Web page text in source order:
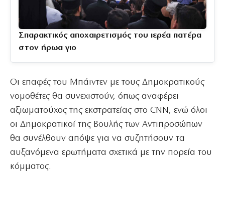
Σπαρακτικός αποχαιρετισμός του ιερέα πατέρα
στον ήρωα γιο
Οι επαφές του Μπάιντεν με τους Δημοκρατικούς
νομοθέτες θα συνεχιστούν, όπως αναφέρει
αξιωματούχος της εκστρατείας στο CNN, ενώ όλοι
οι Δημοκρατικοί της Βουλής των Αντιπροσώπων
θα συνέλθουν απόψε για να συζητήσουν τα
αυξανόμενα ερωτήματα σχετικά με την πορεία του
κόμματος.